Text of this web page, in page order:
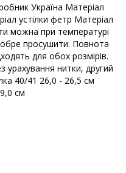
Україна Матеріал
устілки фетр Матеріал
можна при температурі
просушити. Повнота
для обох розмірів.
урахування нитки, другий
40/41 26,0 - 26,5 см
см